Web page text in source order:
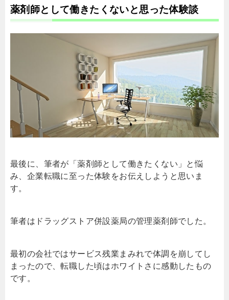
薬剤師として働きたくないと思った体験談
最後に、筆者が「薬剤師として働きたくない」と悩
み、企業転職に至った体験をお伝えしようと思いま
す。
筆者はドラッグストア併設薬局の管理薬剤師でした。
最初の会社ではサービス残業まみれで体調を崩してし
まったので、転職した頃はホワイトさに感動したもの
です。